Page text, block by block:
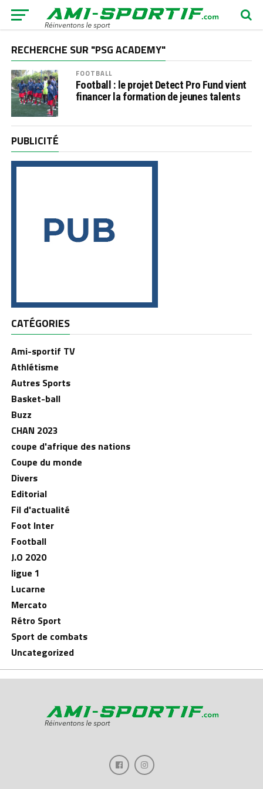
RECHERCHE SUR "PSG ACADEMY"
FOOTBALL
Football : le projet Detect Pro Fund vient
financer la formation de jeunes talents
PUBLICITÉ
CATÉGORIES
Ami-sportif TV
Athlétisme
Autres Sports
Basket-ball
Buzz
CHAN 2023
coupe d'afrique des nations
Coupe du monde
Divers
Editorial
Fil d'actualité
Foot Inter
Football
J.O 2020
ligue 1
Lucarne
Mercato
Rétro Sport
Sport de combats
Uncategorized